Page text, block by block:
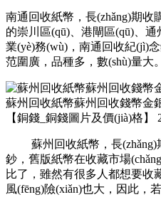
南通回收紙幣，長(zhǎng)期
的崇川區(qū)、港閘區
業(yè)務(wù)，南通回收紀(jì)念
范圍廣，品種多，數(shù)量大。
蘇州回收紙幣蘇州回收錢幣金
【銅錢_銅錢圖片及價(jià)格 】
蘇州回收紙幣，長
鈔，舊版紙幣在收藏市場
比了，雖然有很多人都想要收
風(fēng)險(xiǎn)也大，因此